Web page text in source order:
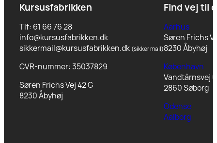
Kursusfabrikken
Tlf: 61 66 76 28
info@kursusfabrikken.dk
sikkermail@kursusfabrikken.dk (sikker mail)
CVR-nummer: 35037829
Søren Frichs Vej 42 G
8230 Åbyhøj
Find vej til
Aarhus
Søren Frichs
8230 Åbyhøj
København
Vandtårnsvej
2860 Søborg
Odense
Aalborg